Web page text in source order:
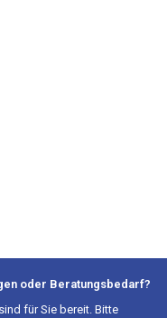
oder Beratungsbedarf?
für Sie bereit. Bitte